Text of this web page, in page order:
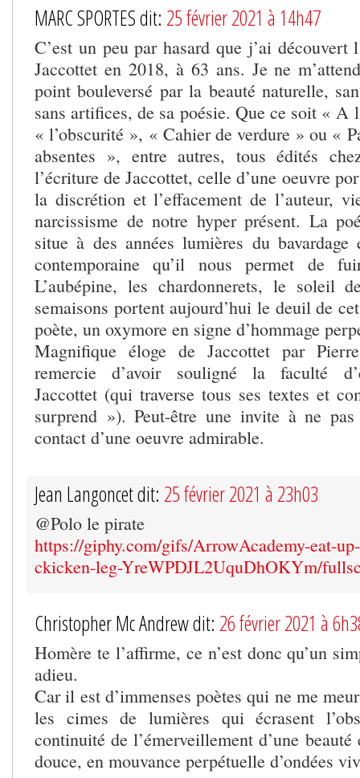
MARC SPORTES dit: 25 février 2021 à 14h47
C’est un peu par hasard que j’ai découvert
Jaccottet en 2018, à 63 ans. Je ne
point bouleversé par la beauté naturelle,
sans artifices, de sa poésie. Que ce soit « A
« l’obscurité », « Cahier de verdure » ou «
absentes », entre autres, tous édités
l’écriture de Jaccottet, celle d’une oeuvre
la discrétion et l’effacement de l’auteur,
narcissisme de notre hyper présent. La
situe à des années lumières du
contemporaine qu’il nous permet de
L’aubépine, les chardonnerets, le soleil
semaisons portent aujourd’hui le deuil de
poète, un oxymore en signe d’hommage
Magnifique éloge de Jaccottet par
remercie d’avoir souligné la faculté
Jaccottet (qui traverse tous ses textes et
surprend »). Peut-être une invite à ne
contact d’une oeuvre admirable.
Jean Langoncet dit: 25 février 2021 à 23h03
@Polo le pirate
https://giphy.com/gifs/ArrowAcademy-eat-
ckicken-leg-YreWPDJL2UquDhOKYm/
Christopher Mc Andrew dit: 26 février 2021 à
Homère te l’affirme, ce n’est donc qu’un
adieu.
Car il est d’immenses poètes qui ne me
les cimes de lumières qui écrasent
continuité de l’émerveillement d’une beauté
douce, en mouvance perpétuelle d’ondées